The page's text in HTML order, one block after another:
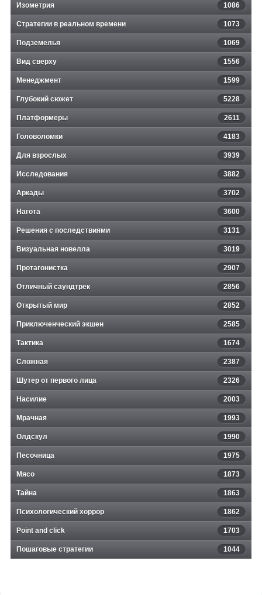
Изометрия 1086
Стратегии в реальном времени 1073
Подземелья 1069
Вид сверху 1556
Менеджмент 1599
Глубокий сюжет 5228
Платформеры 2611
Головоломки 4183
Для взрослых 3939
Исследования 3882
Аркады 3702
Нагота 3600
Решения с последствиями 3131
Визуальная новелла 3019
Протагонистка 2907
Отличный саундтрек 2856
Открытый мир 2852
Приключенческий экшен 2585
Тактика 1674
Сложная 2387
Шутер от первого лица 2326
Насилие 2003
Мрачная 1993
Олдскул 1990
Песочница 1975
Мясо 1873
Тайна 1863
Психологический хоррор 1862
Point and click 1703
Пошаговые стратегии 1044